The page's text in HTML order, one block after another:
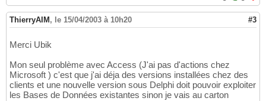
ThierryAIM , le 15/04/2003 à 10h20 #3
Merci Ubik
Mon seul problème avec Access (J'ai pas d'actions chez
Microsoft ) c'est que j'ai déja des versions installées chez des
clients et une nouvelle version sous Delphi doit pouvoir exploiter
les Bases de Données existantes sinon je vais au carton